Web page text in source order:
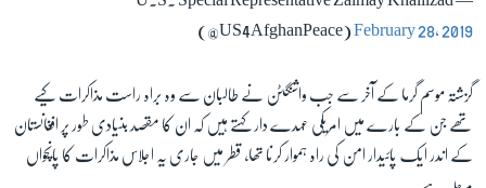
(@US4AfghanPeace)February 28, 2019
گزشتہ موسم گرما کے آخر سے جب واشنگٹن نے طالبان سے وہ براہ راست مذاكرات کیے
تھے جن کے بارے میں امریکی عہدے دار کہتے ہیں کہ ان کا مقصد بنیادی طور پر افغانستان
کے اندر ایک پائیدار امن کی راہ ہموار کرنا تھا، قطر میں جاری یہ اجلاس مذاكرات کا پانچواں